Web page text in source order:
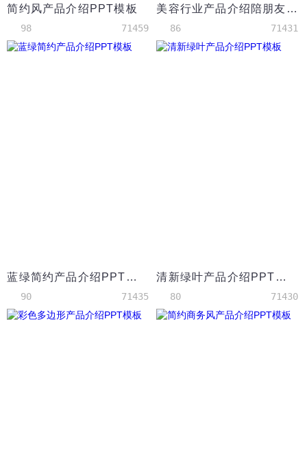
简约风产品介绍PPT模板
98 71459
美容行业产品介绍陪朋友模板
86 71431
蓝绿简约产品介绍PPT模板
90 71435
清新绿叶产品介绍PPT模板
80 71430